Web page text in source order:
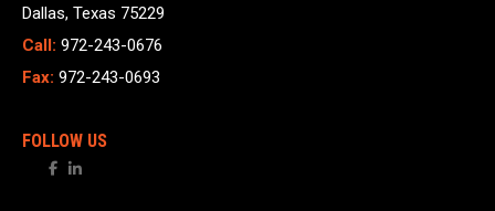
Dallas, Texas 75229
Call: 972-243-0676
Fax: 972-243-0693
FOLLOW US